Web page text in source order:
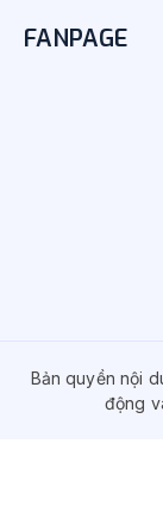
FANPAGE
Bản quyền nội
động